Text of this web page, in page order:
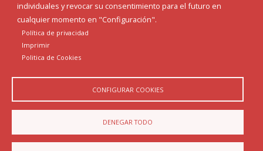
individuales y revocar su consentimiento para el futuro en
cualquier momento en "Configuración".
Política de privacidad
Imprimir
Politica de Cookies
CONFIGURAR COOKIES
DENEGAR TODO